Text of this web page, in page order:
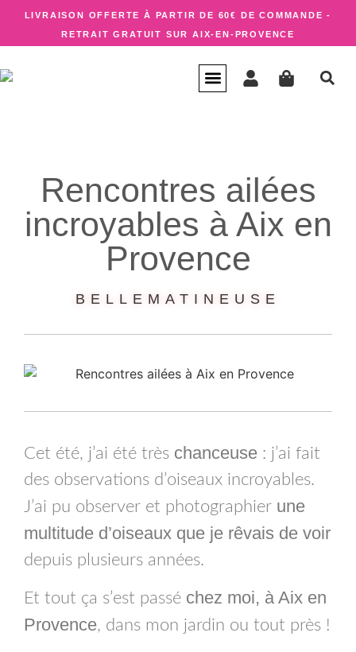
LIVRAISON OFFERTE À PARTIR DE 60€ DE COMMANDE -
RETRAIT GRATUIT SUR AIX-EN-PROVENCE
Rencontres ailées
incroyables à Aix en
Provence
BELLEMATINEUSE
Cet été, j’ai été très chanceuse : j’ai fait
des observations d’oiseaux incroyables.
J’ai pu observer et photographier une
multitude d’oiseaux que je rêvais de voir
depuis plusieurs années.
Et tout ça s’est passé chez moi, à Aix en
Provence, dans mon jardin ou tout près !